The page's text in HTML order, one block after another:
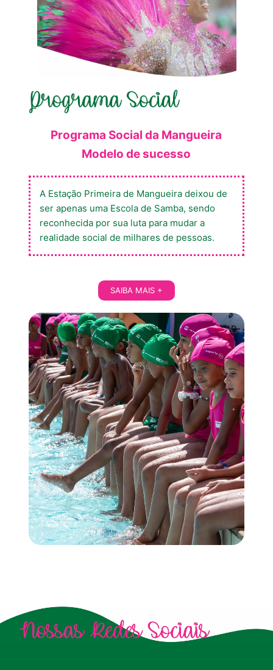
Programa Social da Mangueira
Modelo de sucesso
A Estação Primeira de Mangueira deixou de
ser apenas uma Escola de Samba, sendo
reconhecida por sua luta para mudar a
realidade social de milhares de pessoas.
SAIBA MAIS +